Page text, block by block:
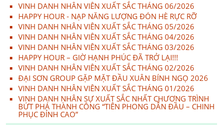
VINH DANH NHÂN VIÊN XUẤT SẮC THÁNG 06/2026
HAPPY HOUR - NẠP NĂNG LƯỢNG ĐÓN HÈ RỰC RỠ
VINH DANH NHÂN VIÊN XUẤT SẮC THÁNG 05/2026
VINH DANH NHÂN VIÊN XUẤT SẮC THÁNG 04/2026
VINH DANH NHÂN VIÊN XUẤT SẮC THÁNG 03/2026
HAPPY HOUR – GIỜ HẠNH PHÚC ĐÃ TRỞ LẠI!!!
VINH DANH NHÂN VIÊN XUẤT SẮC THÁNG 02/2026
ĐẠI SƠN GROUP GẶP MẶT ĐẦU XUÂN BÍNH NGỌ 2026
VINH DANH NHÂN VIÊN XUẤT SẮC THÁNG 01/2026
VINH DANH NHÂN SỰ XUẤT SẮC NHẤT CHƯƠNG TRÌNH
BỨT PHÁ THÀNH CÔNG “TIÊN PHONG DẪN ĐẦU – CHINH
PHỤC ĐỈNH CAO”